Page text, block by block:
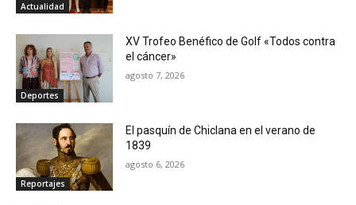
Actualidad
Deportes
XV Trofeo Benéfico de Golf «Todos contra
el cáncer»
agosto 7, 2026
Reportajes
El pasquín de Chiclana en el verano de
1839
agosto 6, 2026